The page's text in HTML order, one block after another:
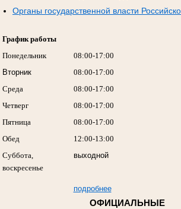
Органы государственной власти
График работы
Понедельник
08:00-17:00
Вторник
08:00-17:00
Среда
08:00-17:00
Четверг
08:00-17:00
Пятница
08:00-17:00
Обед
12:00-13:00
Суббота,
воскресенье
выходной
подробнее
ОФИЦИАЛЬНЫЕ